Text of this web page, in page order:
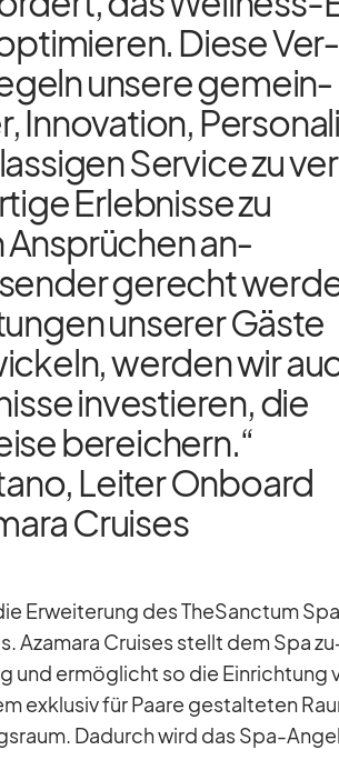
Diese Ver­
un­sere ge­mein­
In­no­va­tion,
Ser­vice zu
Er­leb­nisse zu
An­sprü­chen an­
ge­recht
un­se­rer Gäste
wer­den wir
in­ves­tie­ren, die
be­rei­chern.“
Lei­ter On­board
Crui­ses
Er­wei­te­rung des The­Sanc­tum
Aza­mara Crui­ses stellt dem Spa
und er­mög­licht so die Ein­rich­tung
ex­klu­siv für Paare ge­stal­te­ten
Da­durch wird das Spa-